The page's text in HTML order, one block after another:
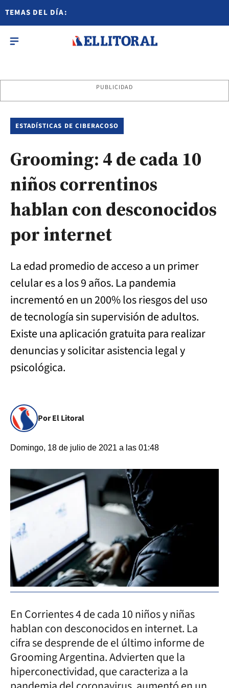
TEMAS DEL DÍA:
PUBLICIDAD
ESTADÍSTICAS DE CIBERACOSO
Grooming: 4 de cada 10
niños correntinos
hablan con desconocidos
por internet
La edad promedio de acceso a un primer
celular es a los 9 años. La pandemia
incrementó en un 200% los riesgos del uso
de tecnología sin supervisión de adultos.
Existe una aplicación gratuita para realizar
denuncias y solicitar asistencia legal y
psicológica.
Por El Litoral
Domingo, 18 de julio de 2021 a las 01:48
En Corrientes 4 de cada 10 niños y niñas
hablan con desconocidos en internet. La
cifra se desprende de el último informe de
Grooming Argentina. Advierten que la
hiperconectividad, que caracteriza a la